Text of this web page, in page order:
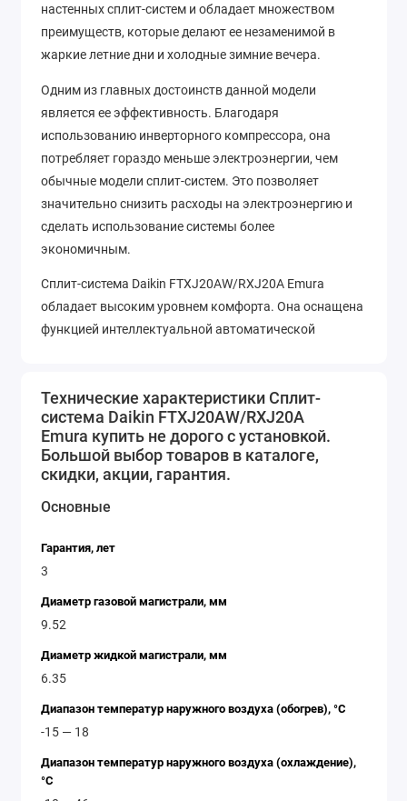
настенных сплит-систем и обладает множеством
преимуществ, которые делают ее незаменимой в
жаркие летние дни и холодные зимние вечера.
Одним из главных достоинств данной модели
является ее эффективность. Благодаря
использованию инверторного компрессора, она
потребляет гораздо меньше электроэнергии, чем
обычные модели сплит-систем. Это позволяет
значительно снизить расходы на электроэнергию и
сделать использование системы более
экономичным.
Сплит-система Daikin FTXJ20AW/RXJ20A Emura
обладает высоким уровнем комфорта. Она оснащена
функцией интеллектуальной автоматической
поддерживать его на протяжении всего времени
работы системы.
Еще одним преимуществом данной модели является
ее компактность и стильный дизайн. Она имеет
минималистичный дизайн, который позволяет ей
сплит-система Daikin FTXJ20AW/RXJ20A Emura имеет
небольшие размеры, что делает ее идеальным
Наконец, стоит отметить, что данная модель сплит-
системы отличается высоким качеством и
надежностью. Она произведена из
срок службы, что позволяет ее использовать на
протяжении многих лет без каких-либо проблем.
Характеристики:
Технические характеристики Cплит-
система Daikin FTXJ20AW/RXJ20A
Emura купить не дорого с установкой.
Большой выбор товаров в каталоге,
скидки, акции, гарантия.
Основные
Гарантия, лет
3
Диаметр газовой магистрали, мм
9.52
Диаметр жидкой магистрали, мм
6.35
Диапазон температур наружного воздуха (обогрев), °C
-15 — 18
Диапазон температур наружного воздуха (охлаждение),
°C